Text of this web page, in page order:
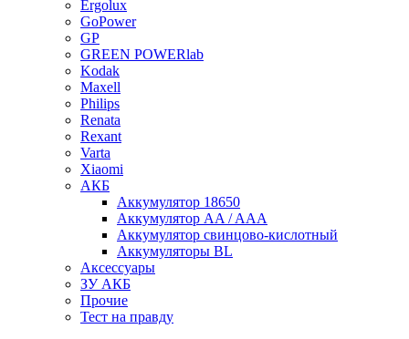
Ergolux
GoPower
GP
GREEN POWERlab
Kodak
Maxell
Philips
Renata
Rexant
Varta
Xiaomi
АКБ
Аккумулятор 18650
Аккумулятор AA / AAA
Аккумулятор свинцово-кислотный
Аккумуляторы BL
Аксессуары
ЗУ АКБ
Прочие
Тест на правду